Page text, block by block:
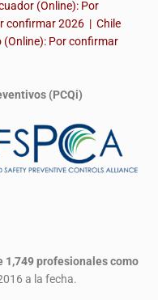
(Online): Por
confirmar 2026 | Chile
Por confirmar
(PCQi)
1,749 profesionalescomo
a la fecha.